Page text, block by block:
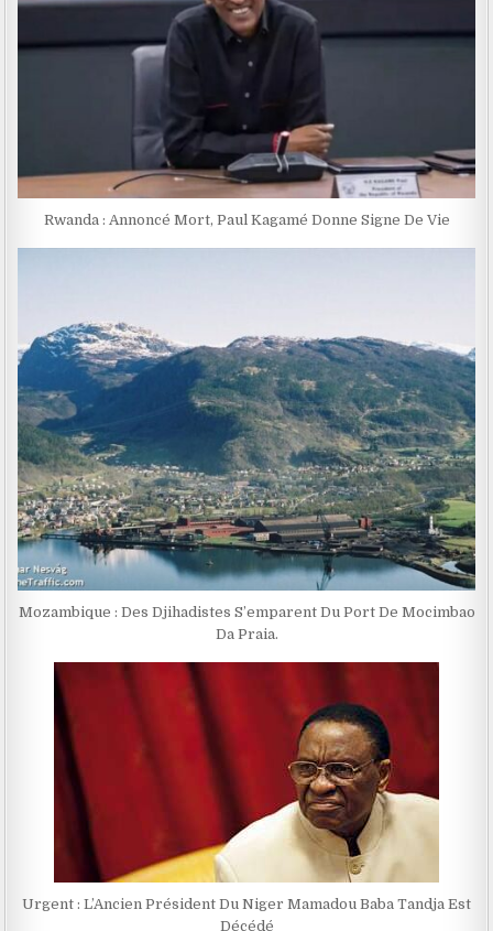
Rwanda : Annoncé Mort, Paul Kagamé Donne Signe De Vie
Mozambique : Des Djihadistes S’emparent Du Port De Mocimbao
Da Praia.
Urgent : L’Ancien Président Du Niger Mamadou Baba Tandja Est
Décédé